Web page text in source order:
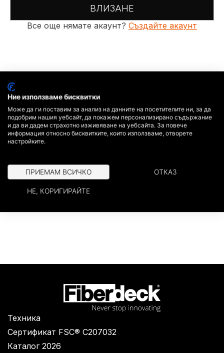
ВЛИЗАНЕ
Все още нямате акаунт? Създайте акаунт
Техника
Сертификат FSC® C207032
Каталог 2026
Ние използваме бисквитки
Може да ги поставим за анализ на данните на посетителите ни, за да
подобрим нашия уебсайт, да покажем персонализирано съдържание
и да ви дадем страхотно изживяване на уебсайта. За повече
информация относно бисквитките, които използваме, отворете
настройките.
ПРИЕМАМ ВСИЧКО ОТКАЗ
НЕ, КОРИГИРАЙТЕ